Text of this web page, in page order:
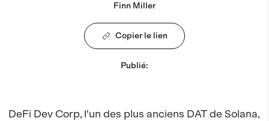
Finn Miller
Copier le lien
Publié:
DeFi Dev Corp, l'un des plus anciens DAT de Solana,